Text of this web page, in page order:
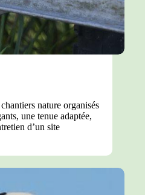
nature organisés
une tenue adaptée,
d’un site